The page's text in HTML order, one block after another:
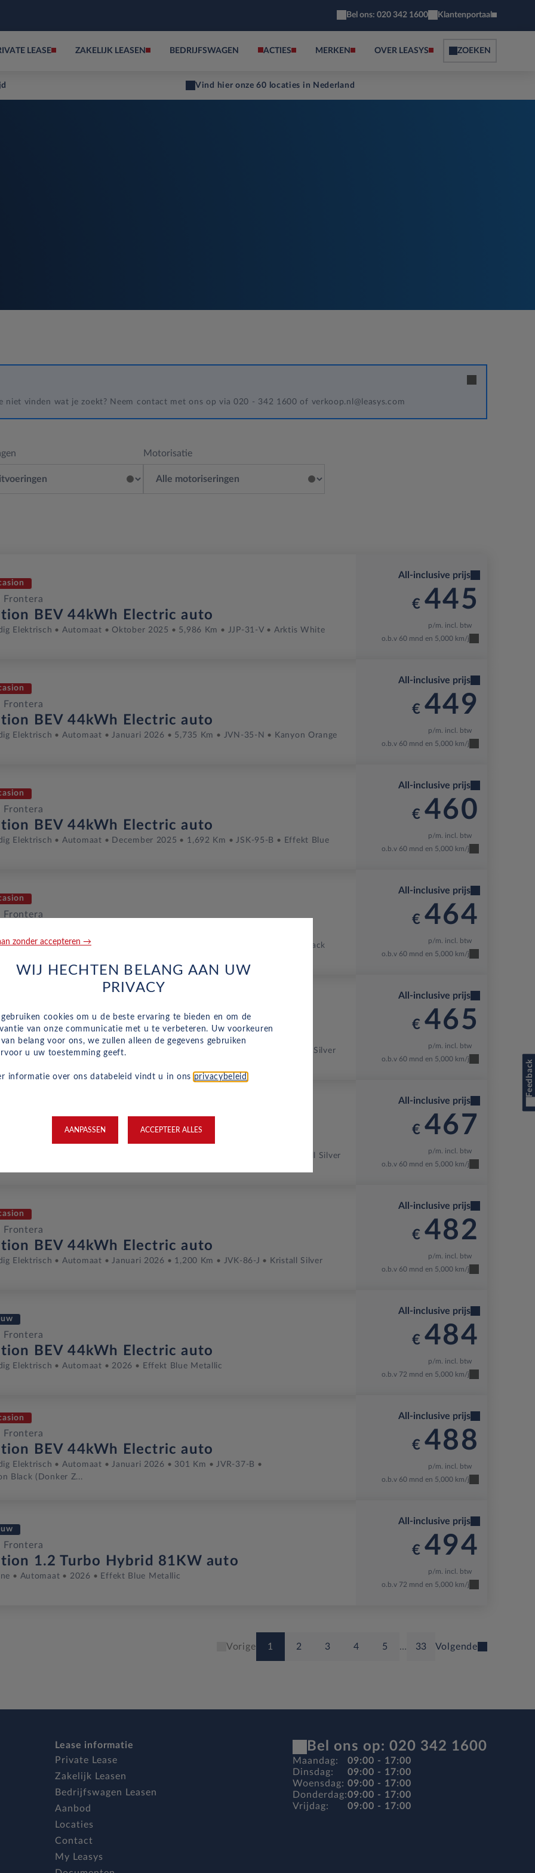
Bel ons: 020 342 1600 Klantenportaal
LEASE ZAKELIJK LEASEN BEDRIJFSWAGEN ACTIES MERKEN OVER LEASYS ZOEKEN
Vind hier onze 60 locaties in Nederland
niet vinden wat je zoekt? Neem contact met ons op via 020 - 342 1600 of verkoop.nl@leasys.com
Motorisatie
Frontera
BEV 44kWh Electric auto
Elektrisch Automaat Oktober 2025 5,986 Km JJP-31-V Arktis White
All-inclusive prijs
€ 445
p/m. incl. btw
o.b.v 60 mnd en 5,000 km/j
Frontera
BEV 44kWh Electric auto
Elektrisch Automaat Januari 2026 5,735 Km JVN-35-N Kanyon Orange
All-inclusive prijs
€ 449
p/m. incl. btw
o.b.v 60 mnd en 5,000 km/j
Frontera
BEV 44kWh Electric auto
Elektrisch Automaat December 2025 1,692 Km JSK-95-B Effekt Blue
All-inclusive prijs
€ 460
p/m. incl. btw
o.b.v 60 mnd en 5,000 km/j
Frontera
Elektrisch Automaat Carbon Black
All-inclusive prijs
€ 464
p/m. incl. btw
o.b.v 60 mnd en 5,000 km/j
Frontera
BEV 44kWh Electric auto
Elektrisch Automaat Augustus 2025 Kristall Silver
All-inclusive prijs
€ 465
p/m. incl. btw
o.b.v 60 mnd en 5,000 km/j
BEV 44kWh Electric auto
Kristall Silver
All-inclusive prijs
€ 467
p/m. incl. btw
o.b.v 60 mnd en 5,000 km/j
Frontera
BEV 44kWh Electric auto
Elektrisch Automaat Januari 2026 1,200 Km JVK-86-J Kristall Silver
All-inclusive prijs
€ 482
p/m. incl. btw
o.b.v 60 mnd en 5,000 km/j
Frontera
BEV 44kWh Electric auto
Elektrisch Automaat 2026 Effekt Blue Metallic
All-inclusive prijs
€ 484
p/m. incl. btw
o.b.v 72 mnd en 5,000 km/j
Frontera
BEV 44kWh Electric auto
Elektrisch Automaat Januari 2026 301 Km
JVR-37-B
Black (donker Z...
All-inclusive prijs
€ 488
p/m. incl. btw
o.b.v 60 mnd en 5,000 km/j
Frontera
1.2 Turbo Hybrid 81KW auto
Automaat 2026 Effekt Blue Metallic
All-inclusive prijs
€ 494
p/m. incl. btw
o.b.v 72 mnd en 5,000 km/j
Vorige 1 2 3 4 5 … 33 Volgende
Feedback
Lease informatie
Private Lease
Zakelijk Leasen
Bedrijfswagen Leasen
Aanbod
Locaties
Contact
My Leasys
Bel ons op: 020 342 1600
Maandag:
Dinsdag:
Woensdag:
Donderdag:
Vrijdag:
09:00 - 17:00
09:00 - 17:00
09:00 - 17:00
09:00 - 17:00
09:00 - 17:00
zonder accepteren →
WIJ HECHTEN BELANG AAN UW
PRIVACY
cookies om u de beste ervaring te bieden en om de
van onze communicatie met u te verbeteren. Uw voorkeuren
belang voor ons, we zullen alleen de gegevens gebruiken
u uw toestemming geeft.
informatie over ons databeleid vindt u in ons privacybeleid.
AANPASSEN ACCEPTEER ALLES